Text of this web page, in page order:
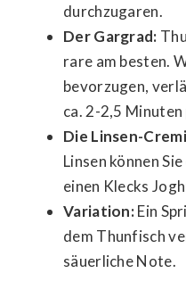
durchzugaren.
Der Gargrad:
rare am besten.
bevorzugen,
ca. 2-2,5 Minuten
Die Linsen-
Linsen können
einen Klecks
Variation:Ein
dem Thunfisch
säuerliche Note.